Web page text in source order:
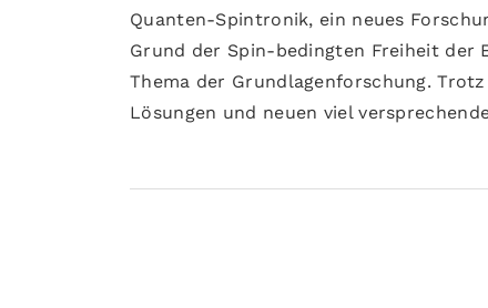
Quanten-Spintronik, ein neues
Grund der Spin-bedingten Freiheit der
Thema der Grundlagenforschung.
Lösungen und neuen viel